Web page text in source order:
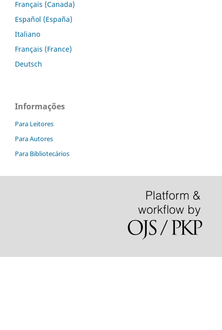
Français (Canada)
Español (España)
Italiano
Français (France)
Deutsch
Informações
Para Leitores
Para Autores
Para Bibliotecários